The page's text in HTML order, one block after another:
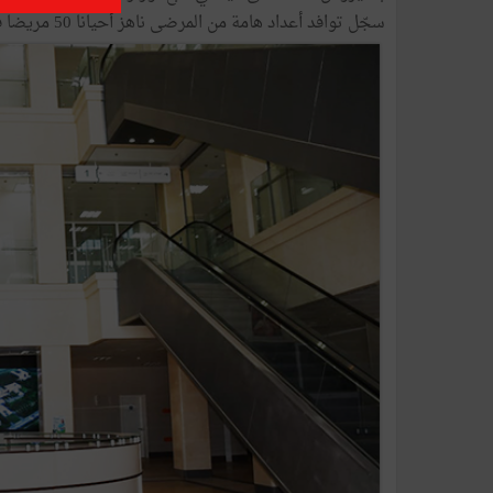
سجّل توافد أعداد هامة من المرضى ناهز أحيانا 50 مريضا في اليوم الواحد.